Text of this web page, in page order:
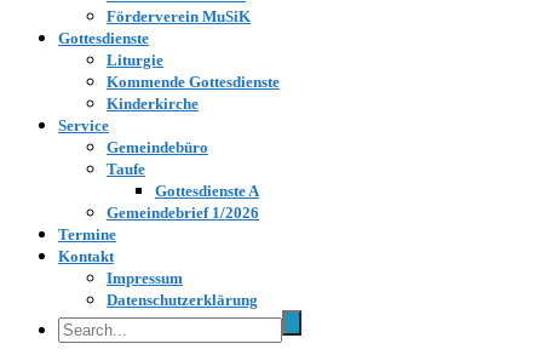
Förderverein MuSiK
Gottesdienste
Liturgie
Kommende Gottesdienste
Kinderkirche
Service
Gemeindebüro
Taufe
Gottesdienste A
Gemeindebrief 1/2026
Termine
Kontakt
Impressum
Datenschutzerklärung